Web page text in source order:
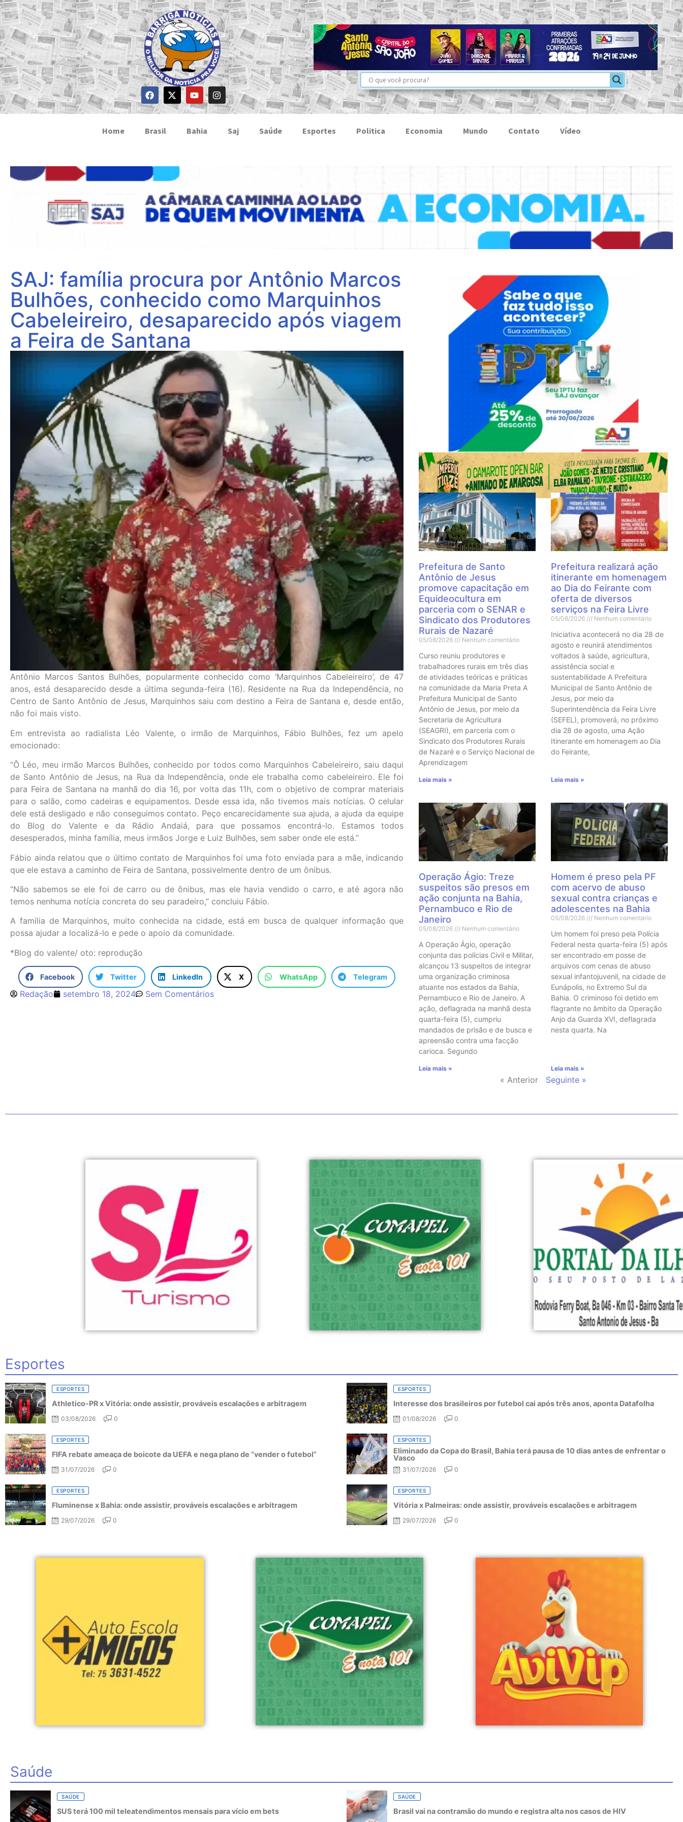
Home Brasil Bahia Saj Saúde Esportes Politica Economia Mundo Contato Vídeo
SAJ: família procura por Antônio Marcos
Bulhões, conhecido como Marquinhos
Cabeleireiro, desaparecido após viagem
a Feira de Santana
Antônio Marcos Santos Bulhões, popularmente conhecido como ‘Marquinhos Cabeleireiro’, de 47
anos, está desaparecido desde a última segunda-feira (16). Residente na Rua da Independência, no
Centro de Santo Antônio de Jesus, Marquinhos saiu com destino a Feira de Santana e, desde então,
não foi mais visto.
Em entrevista ao radialista Léo Valente, o irmão de Marquinhos, Fábio Bulhões, fez um apelo
emocionado:
“Ô Léo, meu irmão Marcos Bulhões, conhecido por todos como Marquinhos Cabeleireiro, saiu daqui
de Santo Antônio de Jesus, na Rua da Independência, onde ele trabalha como cabeleireiro. Ele foi
para Feira de Santana na manhã do dia 16, por volta das 11h, com o objetivo de comprar materiais
para o salão, como cadeiras e equipamentos. Desde essa ida, não tivemos mais notícias. O celular
dele está desligado e não conseguimos contato. Peço encarecidamente sua ajuda, a ajuda da equipe
do Blog do Valente e da Rádio Andaiá, para que possamos encontrá-lo. Estamos todos
desesperados, minha família, meus irmãos Jorge e Luiz Bulhões, sem saber onde ele está.”
Fábio ainda relatou que o último contato de Marquinhos foi uma foto enviada para a mãe, indicando
que ele estava a caminho de Feira de Santana, possivelmente dentro de um ônibus.
“Não sabemos se ele foi de carro ou de ônibus, mas ele havia vendido o carro, e até agora não
temos nenhuma notícia concreta do seu paradeiro,” concluiu Fábio.
A família de Marquinhos, muito conhecida na cidade, está em busca de qualquer informação que
possa ajudar a localizá-lo e pede o apoio da comunidade.
*Blog do valente/ oto: reprodução
Facebook Twitter LinkedIn X WhatsApp Telegram
Redação setembro 18, 2024 Sem Comentários
Mais Notícias
Prefeitura de Santo
Antônio de Jesus
promove capacitação em
Equideocultura em
parceria com o SENAR e
Sindicato dos Produtores
Rurais de Nazaré
05/08/2026 Nenhum comentário
Curso reuniu produtores e
trabalhadores rurais em três dias
de atividades teóricas e práticas
na comunidade da Maria Preta A
Prefeitura Municipal de Santo
Antônio de Jesus, por meio da
Secretaria de Agricultura
(SEAGRI), em parceria com o
Sindicato dos Produtores Rurais
de Nazaré e o Serviço Nacional de
Aprendizagem
Leia mais »
Prefeitura realizará ação
itinerante em homenagem
ao Dia do Feirante com
oferta de diversos
serviços na Feira Livre
05/08/2026 Nenhum comentário
Iniciativa acontecerá no dia 28 de
agosto e reunirá atendimentos
voltados à saúde, agricultura,
assistência social e
sustentabilidade A Prefeitura
Municipal de Santo Antônio de
Jesus, por meio da
Superintendência da Feira Livre
(SEFEL), promoverá, no próximo
dia 28 de agosto, uma Ação
Itinerante em homenagem ao Dia
do Feirante,
Leia mais »
Operação Ágio: Treze
suspeitos são presos em
ação conjunta na Bahia,
Pernambuco e Rio de
Janeiro
05/08/2026 Nenhum comentário
A Operação Ágio, operação
conjunta das polícias Civil e Militar,
alcançou 13 suspeitos de integrar
uma organização criminosa
atuante nos estados da Bahia,
Pernambuco e Rio de Janeiro. A
ação, deflagrada na manhã desta
quarta-feira (5), cumpriu
mandados de prisão e de busca e
apreensão contra uma facção
carioca. Segundo
Leia mais »
Homem é preso pela PF
com acervo de abuso
sexual contra crianças e
adolescentes na Bahia
05/08/2026 Nenhum comentário
Um homem foi preso pela Polícia
Federal nesta quarta-feira (5) após
ser encontrado em posse de
arquivos com cenas de abuso
sexual infantojuvenil, na cidade de
Eunápolis, no Extremo Sul da
Bahia. O criminoso foi detido em
flagrante no âmbito da Operação
Anjo da Guarda XVI, deflagrada
nesta quarta. Na
Leia mais »
« Anterior Seguinte »
Esportes
ESPORTES
Athletico-PR x Vitória: onde assistir, prováveis escalações e arbitragem
03/08/2026 0
ESPORTES
Interesse dos brasileiros por futebol cai após três anos, aponta Datafolha
01/08/2026 0
ESPORTES
FIFA rebate ameaça de boicote da UEFA e nega plano de “vender o futebol”
31/07/2026 0
ESPORTES
Eliminado da Copa do Brasil, Bahia terá pausa de 10 dias antes de enfrentar o
Vasco
31/07/2026 0
ESPORTES
Fluminense x Bahia: onde assistir, prováveis escalações e arbitragem
29/07/2026 0
ESPORTES
Vitória x Palmeiras: onde assistir, prováveis escalações e arbitragem
29/07/2026 0
Saúde
SAÚDE
SUS terá 100 mil teleatendimentos mensais para vício em bets
SAÚDE
Brasil vai na contramão do mundo e registra alta nos casos de HIV